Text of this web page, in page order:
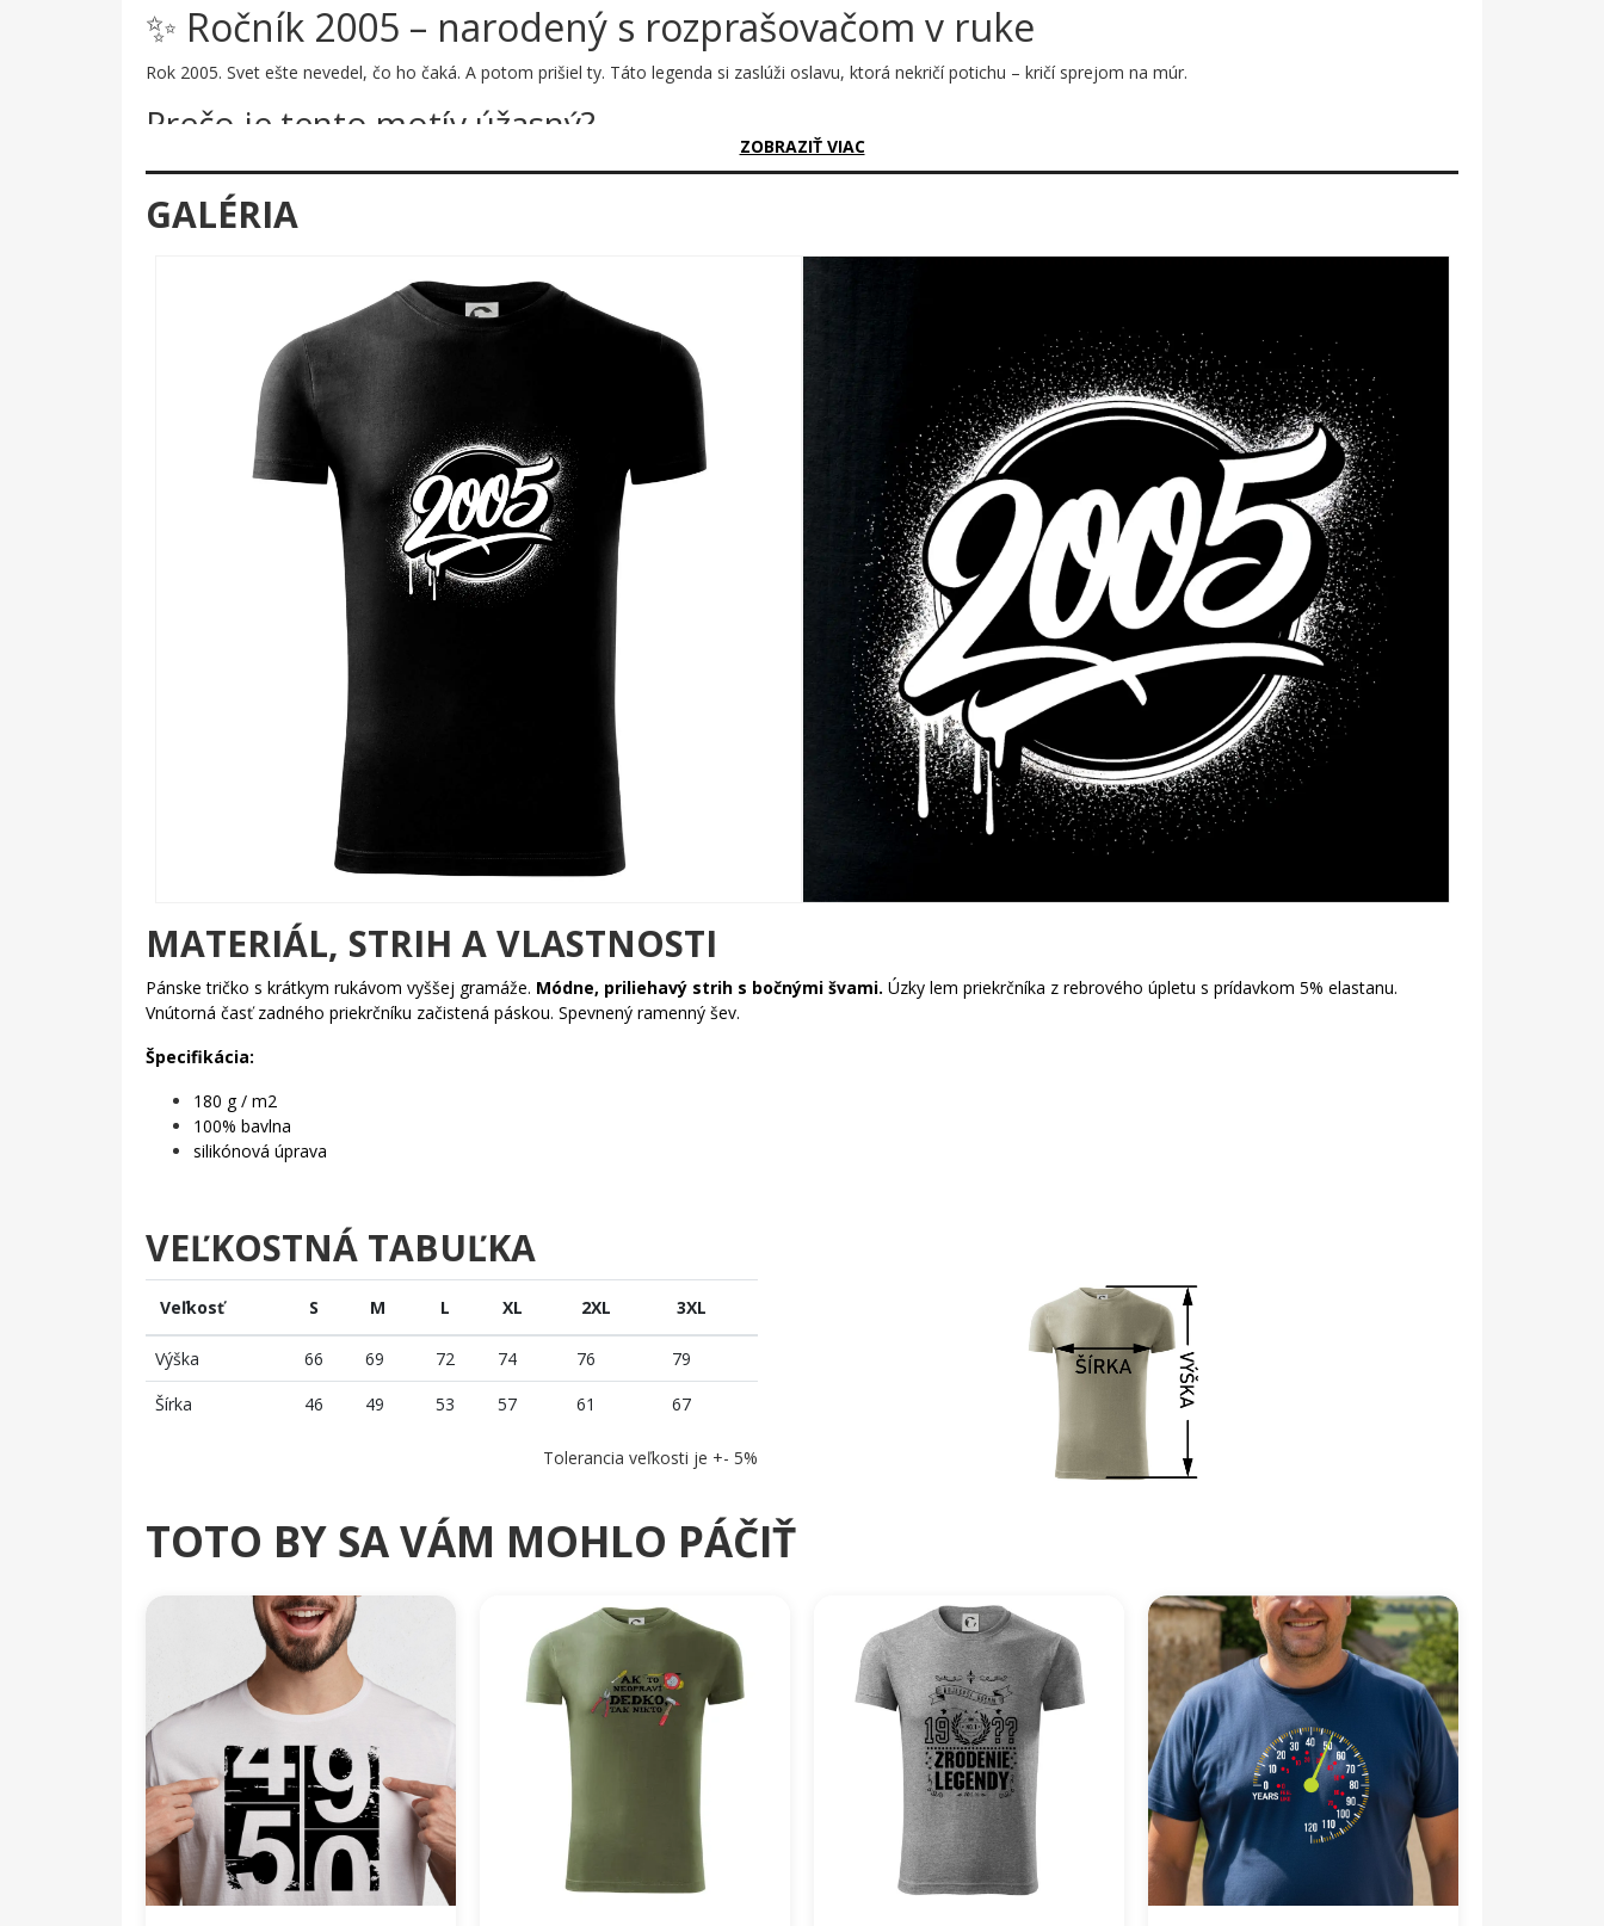
✨ Ročník 2005 – narodený s rozprašovačom v ruke
Rok 2005. Svet ešte nevedel, čo ho čaká. A potom prišiel ty. Táto legenda si zaslúži oslavu, ktorá nekričí potichu – kričí sprejom na múr.
Prečo je tento motív úžasný?
Číslo 2005 tu nie je len tak napísané – je to graffiti umenie v celej svojej sláve. Tučné, kaligrafické číslice v bielej farbe vyskakujú z čierneho pozadia ako tag na čerstvo
natretom múre. Okolo nich sa rozlieva charakteristický sprej, ktorý dáva celému motívu ulicový feeling. A tie kvapky dole? To nie je chyba – to je štýl. Čistý, bezčasový,
drzý.
🔥 Každému, kto sa narodil v roku 2005 a nosí to s hrdosťou
🎯 Kamarátovi, ktorý si zaslúži darček s charakterom, nie ďalší hrnek
🖤 Milovníkovi street artu a všetkého, čo má grunge nádych
💪 Tomu, kto oslavuje narodeniny a chce to dať poriadne najavo
Tvoj rok. Tvoj štýl. Tvoja legenda. Nezabudni si zabezpečiť tento motív skôr, než si ho objednajú všetci ostatní ročník 2005 – a tých nie je málo! 🌟
ZOBRAZIŤ VIAC
GALÉRIA
MATERIÁL, STRIH A VLASTNOSTI
Pánske tričko s krátkym rukávom vyššej gramáže. Módne, priliehavý strih s bočnými švami. Úzky lem priekrčníka z rebrového úpletu s prídavkom 5% elastanu.
Vnútorná časť zadného priekrčníku začistená páskou. Spevnený ramenný šev.
Špecifikácia:
180 g / m2
100% bavlna
silikónová úprava
VEĽKOSTNÁ TABUĽKA
Veľkosť S M L XL 2XL 3XL
Výška 66 69 72 74 76
79
Šírka
46 49 53 57 61 67
Tolerancia veľkosti je +- 5%
TOTO BY SA VÁM MOHLO PÁČIŤ